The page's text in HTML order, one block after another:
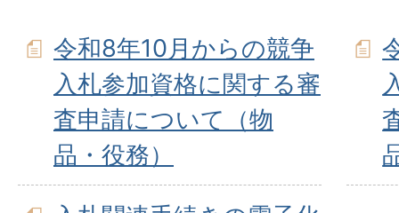
令和8年10月からの競争
入札参加資格に関する審
査申請について（物
品・役務）